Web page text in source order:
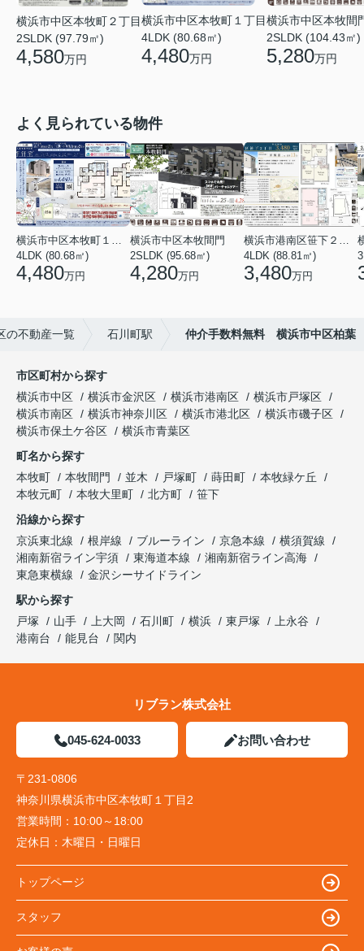
横浜市中区本牧町２丁目
2SLDK (97.79㎡)
4,580万円
横浜市中区本牧町１丁目
4LDK (80.68㎡)
4,480万円
横浜市中区本牧間
2SLDK (104.43㎡)
5,280万円
よく見られている物件
4LDK (80.68㎡)
4,480万円
横浜市中区本牧間門
2SLDK (95.68㎡)
4,280万円
4LDK (88.81㎡)
3,480万円
の不動産一覧 石川町駅 仲介手数料無料 横浜市中区柏葉
市区町村から探す
横浜市中区
横浜市金沢区 横浜市港南区
横浜市戸塚区
横浜市南区
横浜市神奈川区 横浜市港北区
横浜市磯子区
横浜市保土ケ谷区
横浜市青葉区
町名から探す
本牧町
本牧間門 並木 戸塚町 蒔田町
本牧緑ケ丘
本牧元町
本牧大里町 北方町
笹下
沿線から探す
京浜東北線
根岸線 ブルーライン 京急本線
横須賀線
湘南新宿ライン宇須
東海道本線
湘南新宿ライン高海
東急東横線
金沢シーサイドライン
駅から探す
戸塚
山手 上大岡 石川町 横浜 東戸塚
上永谷
港南台
能見台 関内
リブラン株式会社
045-624-0033 お問い合わせ
〒231-0806
神奈川県横浜市中区本牧町１丁目2
営業時間： 10:00～18:00
定休日： 木曜日・日曜日
トップページ
スタッフ